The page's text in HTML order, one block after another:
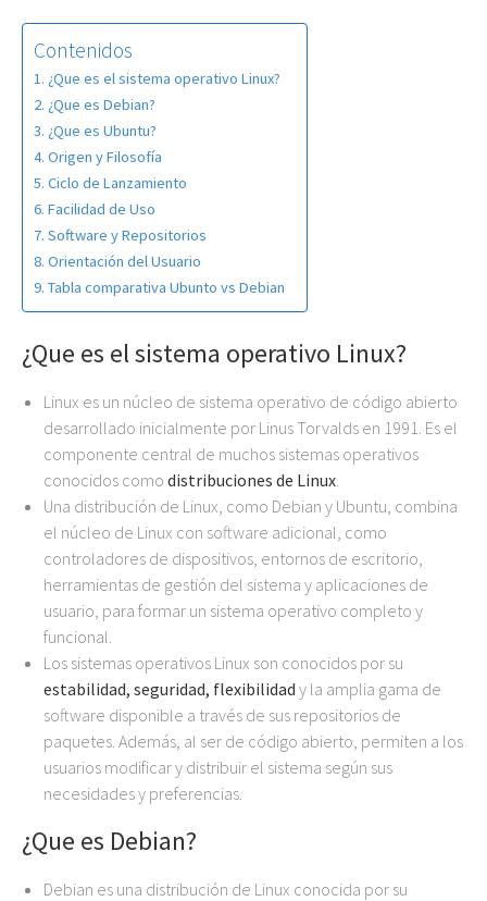
Contenidos
¿Que es el sistema operativo Linux?
¿Que es Debian?
¿Que es Ubuntu?
Origen y Filosofía
Ciclo de Lanzamiento
Facilidad de Uso
Software y Repositorios
Orientación del Usuario
Tabla comparativa Ubunto vs Debian
¿Que es el sistema operativo Linux?
Linux es un núcleo de sistema operativo de código abierto
desarrollado inicialmente por Linus Torvalds en 1991. Es el
componente central de muchos sistemas operativos
conocidos como distribuciones de Linux.
Una distribución de Linux, como Debian y Ubuntu, combina
el núcleo de Linux con software adicional, como
controladores de dispositivos, entornos de escritorio,
herramientas de gestión del sistema y aplicaciones de
usuario, para formar un sistema operativo completo y
funcional.
Los sistemas operativos Linux son conocidos por su
estabilidad, seguridad, flexibilidad y la amplia gama de
software disponible a través de sus repositorios de
paquetes. Además, al ser de código abierto, permiten a los
usuarios modificar y distribuir el sistema según sus
necesidades y preferencias.
¿Que es Debian?
Debian es una distribución de Linux conocida por su